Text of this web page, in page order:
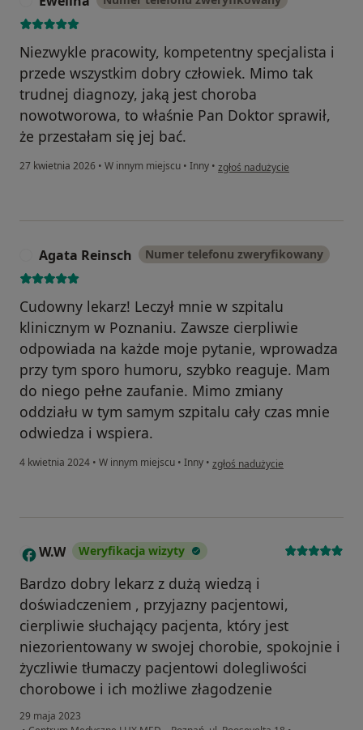
Niezwykle pracowity, kompetentny specjalista i
przede wszystkim dobry człowiek. Mimo tak
trudnej diagnozy, jaką jest choroba
nowotworowa, to właśnie Pan Doktor sprawił,
że przestałam się jej bać.
27 kwietnia 2026 • W innym miejscu • Inny • w opinii użytkownika Ewelina
zgłoś nadużycie
Agata Reinsch Numer telefonu zweryfikowany
Cudowny lekarz! Leczył mnie w szpitalu
klinicznym w Poznaniu. Zawsze cierpliwie
odpowiada na każde moje pytanie, wprowadza
przy tym sporo humoru, szybko reaguje. Mam
do niego pełne zaufanie. Mimo zmiany
oddziału w tym samym szpitalu cały czas mnie
odwiedza i wspiera.
4 kwietnia 2024 • W innym miejscu • Inny • w opinii użytkownika Agata
zgłoś nadużycie
W W.W Weryfikacja wizyty
Bardzo dobry lekarz z dużą wiedzą i
doświadczeniem , przyjazny pacjentowi,
cierpliwie słuchający pacjenta, który jest
niezorientowany w swojej chorobie, spokojnie i
życzliwie tłumaczy pacjentowi dolegliwości
chorobowe i ich możliwe złagodzenie
29 maja 2023